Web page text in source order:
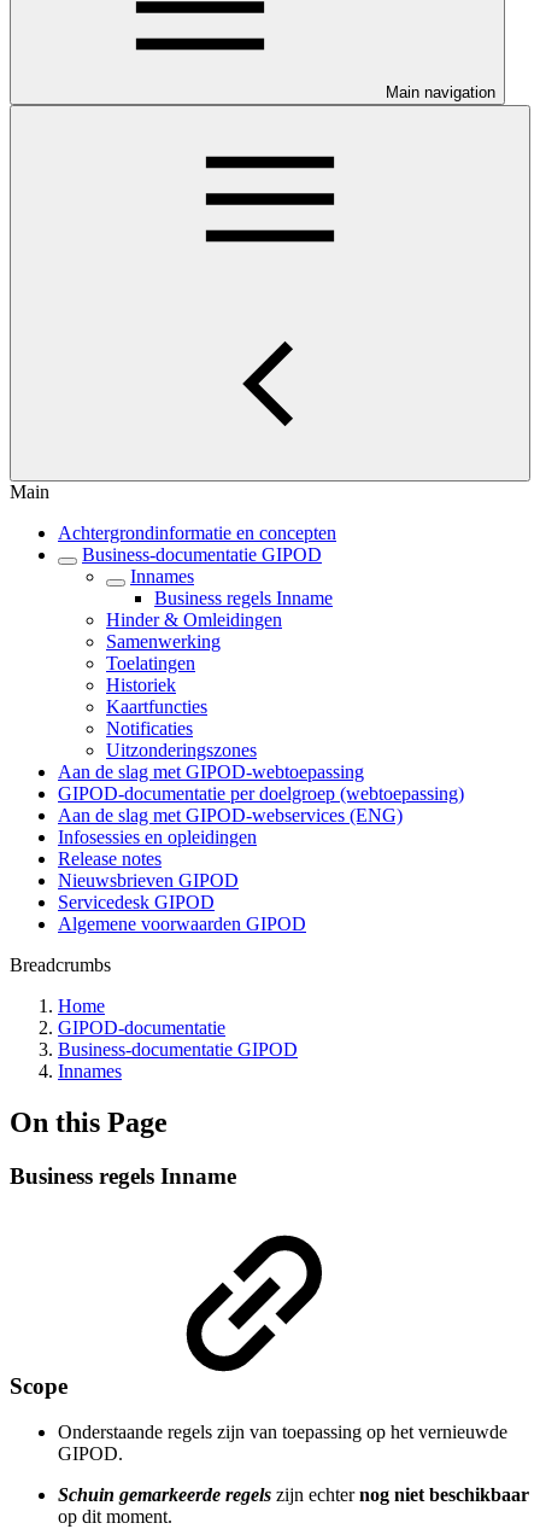
Main navigation
Main
Achtergrondinformatie en concepten
Business-documentatie GIPOD
Innames
Business regels Inname
Hinder & Omleidingen
Samenwerking
Toelatingen
Historiek
Kaartfuncties
Notificaties
Uitzonderingszones
Aan de slag met GIPOD-webtoepassing
GIPOD-documentatie per doelgroep (webtoepassing)
Aan de slag met GIPOD-webservices (ENG)
Infosessies en opleidingen
Release notes
Nieuwsbrieven GIPOD
Servicedesk GIPOD
Algemene voorwaarden GIPOD
Breadcrumbs
Home
GIPOD-documentatie
Business-documentatie GIPOD
Innames
On this Page
Business regels Inname
Scope
Onderstaande regels zijn van toepassing op het vernieuwde
GIPOD.
Schuin gemarkeerde regels zijn echternog niet beschikbaar
op dit moment.